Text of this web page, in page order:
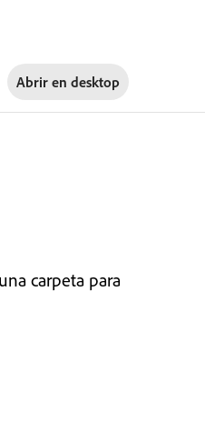
Abrir en desktop
carpeta para